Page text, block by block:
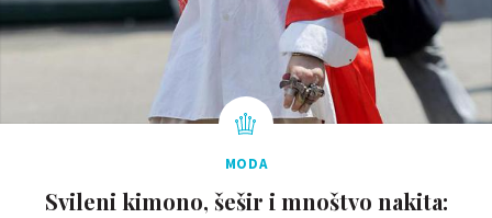
MODA
Svileni kimono, šešir i mnoštvo nakita: